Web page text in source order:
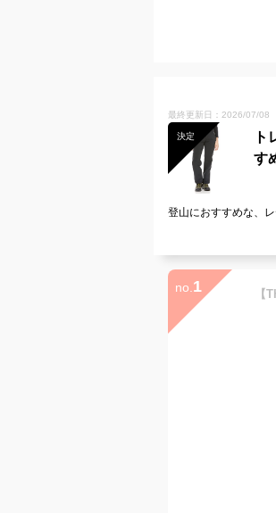
最終更新日：2026/07/08
決定
す
登山におすすめな、
no. 1